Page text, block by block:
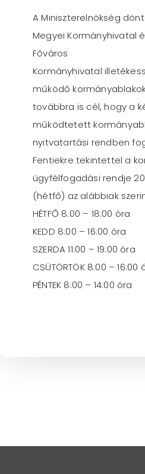
A Miniszterelnökség
Megyei Kormányhivatal
Főváros
Kormányhivatal
működő
továbbra is cél, hogy a
működtetett
nyitvatartási rendben
Fentiekre tekintettel a
ügyfélfogadási rendje
(hétfő) az alábbiak
HÉTFŐ 8:00 – 18:00 óra
KEDD 8:00 – 16:00 óra
SZERDA 11:00 – 19:00 óra
CSÜTÖRTÖK 8:00 – 16:00
PÉNTEK 8:00 – 14:00 óra